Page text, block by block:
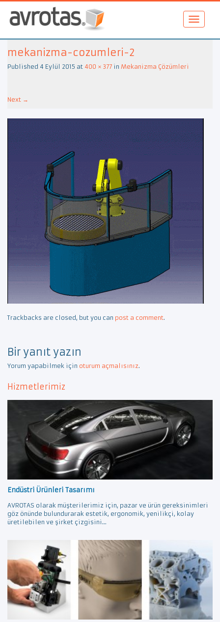
mekanizma-cozumleri-2
Published 4 Eylül 2015 at 400 × 377 in Mekanizma Çözümleri
Next →
Trackbacks are closed, but you can post a comment.
Bir yanıt yazın
Yorum yapabilmek için oturum açmalısınız.
Hizmetlerimiz
Endüstri Ürünleri Tasarımı
AVROTAS olarak müşterilerimiz için, pazar ve ürün gereksinimleri
göz önünde bulundurarak estetik, ergonomik, yenilikçi, kolay
üretilebilen ve şirket çizgisini...